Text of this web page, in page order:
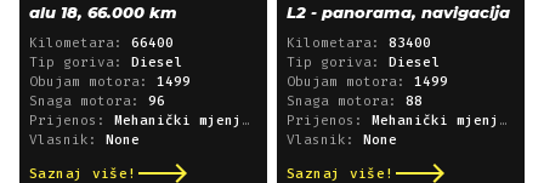
alu 18, 66.000 km
Kilometara: 66400
Tip goriva: Diesel
Obujam motora: 1499
Snaga motora: 96
Prijenos: Mehanički mjenjač
Vlasnik: None
Saznaj više!
L2 - panorama, navigacija
Kilometara: 83400
Tip goriva: Diesel
Obujam motora: 1499
Snaga motora: 88
Prijenos: Mehanički mjenjač
Vlasnik: None
Saznaj više!